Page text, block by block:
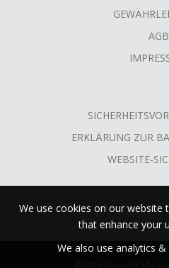
AGB
ERKLÄRUNG ZUR
WEBSITE-
We use cookies on our website
that enhance your
We also use analytics